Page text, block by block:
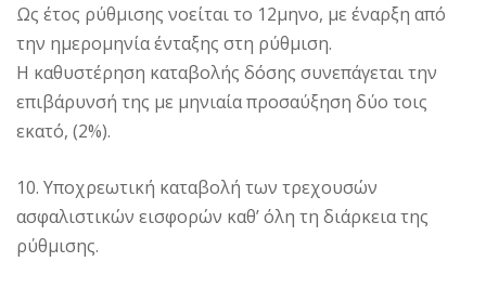
Ως έτος ρύθμισης νοείται το 12μηνο, με έναρξη από
την ημερομηνία ένταξης στη ρύθμιση.
Η καθυστέρηση καταβολής δόσης συνεπάγεται την
επιβάρυνσή της με μηνιαία προσαύξηση δύο τοις
εκατό, (2%).
10. Υποχρεωτική καταβολή των τρεχουσών
ασφαλιστικών εισφορών καθ’ όλη τη διάρκεια της
ρύθμισης.